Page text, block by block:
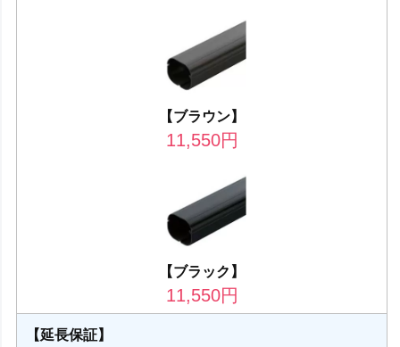
【ブラウン】
11,550円
【ブラック】
11,550円
【延長保証】